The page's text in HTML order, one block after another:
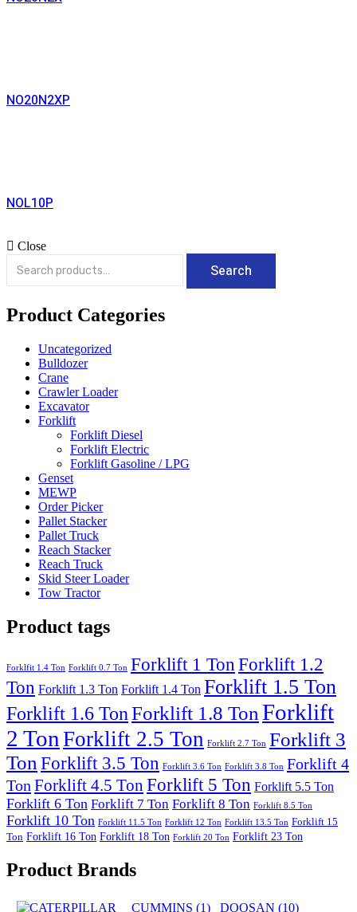
NO20N2XP
NOL10P
Close
Search
for:
Search
Product Categories
Uncategorized
Bulldozer
Crane
Crawler Loader
Excavator
Forklift
Forklift Diesel
Forklift Electric
Forklift Gasoline / LPG
Genset
MEWP
Order Picker
Pallet Stacker
Pallet Truck
Reach Stacker
Reach Truck
Skid Steer Loader
Tow Tractor
Product tags
Forklfit 1.4 Ton Forklift 0.7 Ton Forklift 1 Ton Forklift 1.2
Ton Forklift 1.3 Ton Forklift 1.4 Ton Forklift 1.5 Ton
Forklift 1.6 TonForklift 1.8 Ton Forklift
2 Ton Forklift 2.5 Ton Forklift 2.7 Ton Forklift 3
Ton Forklift 3.5 Ton Forklift 3.6 Ton Forklift 3.8 Ton Forklift 4
Ton Forklift 4.5 Ton Forklift 5 Ton Forklift 5.5 Ton
Forklift 6 Ton Forklift 7 Ton Forklift 8 Ton Forklift 8.5 Ton
Forklift 10 Ton Forklift 11.5 Ton Forklift 12 Ton Forklift 13.5 Ton Forklift 15
Ton Forklift 16 Ton Forklift 18 Ton Forklift 20 Ton Forklift 23 Ton
Product Brands
CUMMINS (1) DOOSAN (10)